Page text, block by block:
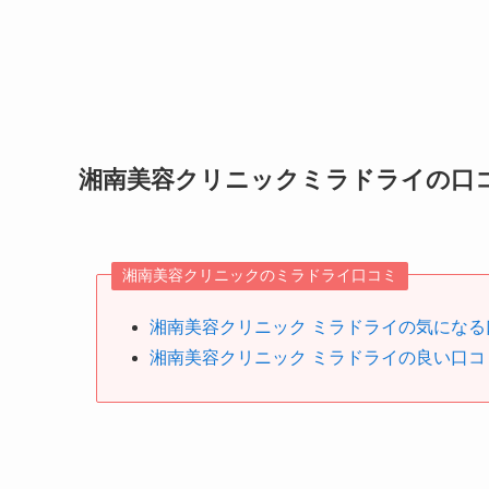
湘南美容クリニックミラドライの口
湘南美容クリニックのミラドライ口コミ
湘南美容クリニック ミラドライの気になる
湘南美容クリニック ミラドライの良い口コ